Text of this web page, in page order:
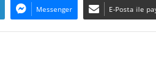
Messenger E-Posta ile